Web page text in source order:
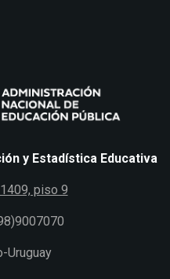
y Estadística Educativa
piso 9
Uruguay